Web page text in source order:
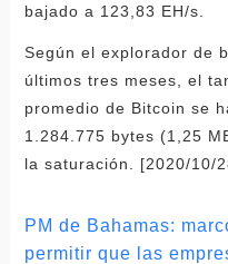
bajado a 123,83 EH/s.
Según el explorador de
últimos tres meses, el
promedio de Bitcoin se
1.284.775 bytes (1,25
la saturación. [2020/10/
PM de Bahamas:
permitir que las